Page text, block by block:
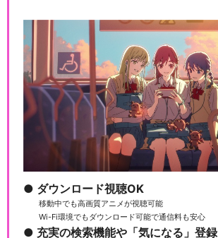
ダウンロード視聴OK
移動中でも高画質アニメが視聴可能
Wi-Fi環境でもダウンロード可能で通信料も安心
充実の検索機能や「気になる」登録